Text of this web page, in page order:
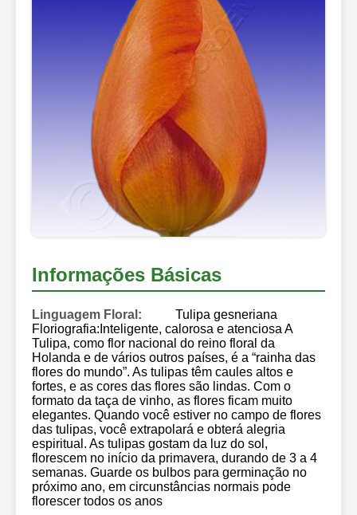
Informações Básicas
Linguagem Floral:
Tulipa gesneriana
Floriografia:Inteligente, calorosa e atenciosa A
Tulipa, como flor nacional do reino floral da
Holanda e de vários outros países, é a “rainha das
flores do mundo”. As tulipas têm caules altos e
fortes, e as cores das flores são lindas. Com o
formato da taça de vinho, as flores ficam muito
elegantes. Quando você estiver no campo de flores
das tulipas, você extrapolará e obterá alegria
espiritual. As tulipas gostam da luz do sol,
florescem no início da primavera, durando de 3 a 4
semanas. Guarde os bulbos para germinação no
próximo ano, em circunstâncias normais pode
florescer todos os anos